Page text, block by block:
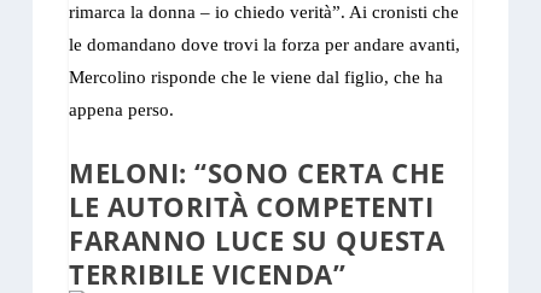
rimarca la donna – io chiedo verità”. Ai cronisti che
le domandano dove trovi la forza per andare avanti,
Mercolino risponde che le viene dal figlio, che ha
appena perso.
MELONI: “SONO CERTA CHE
LE AUTORITÀ COMPETENTI
FARANNO LUCE SU QUESTA
TERRIBILE VICENDA”